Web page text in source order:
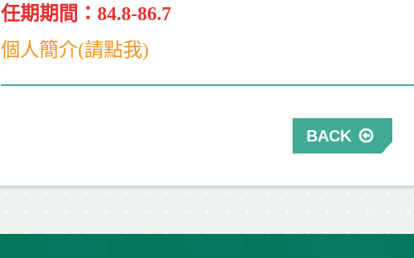
任期期間：84.8-86.7
個人簡介(請點我)
BACK